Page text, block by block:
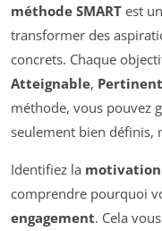
méthode SMART est
transformer des
concrets. Chaque
Atteignable, Pertinent
méthode, vous pouvez
seulement bien définis,
Identifiez la motivation
comprendre pourquoi
engagement. Cela